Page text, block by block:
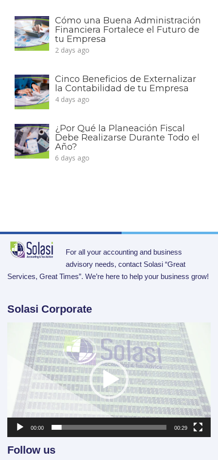
Cómo una Buena Administración
Financiera Fortalece el Futuro de
tu Empresa
2 days ago
Cinco Beneficios de Externalizar
la Contabilidad de tu Empresa
4 days ago
¿Por Qué la Planeación Fiscal
Debe Realizarse Durante Todo el
Año?
6 days ago
For all your accounting and business
advisory needs, contact Solasi “Great
Services, Great Times”. We’re here to help your business grow!
Solasi Corporate
Player
00:00 00:29
Follow us